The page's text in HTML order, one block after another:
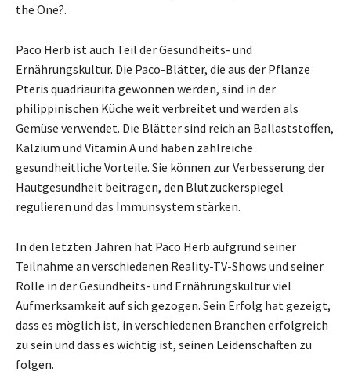
the One?.
Paco Herb ist auch Teil der Gesundheits- und
Ernährungskultur. Die Paco-Blätter, die aus der Pflanze
Pteris quadriaurita gewonnen werden, sind in der
philippinischen Küche weit verbreitet und werden als
Gemüse verwendet. Die Blätter sind reich an Ballaststoffen,
Kalzium und Vitamin A und haben zahlreiche
gesundheitliche Vorteile. Sie können zur Verbesserung der
Hautgesundheit beitragen, den Blutzuckerspiegel
regulieren und das Immunsystem stärken.
In den letzten Jahren hat Paco Herb aufgrund seiner
Teilnahme an verschiedenen Reality-TV-Shows und seiner
Rolle in der Gesundheits- und Ernährungskultur viel
Aufmerksamkeit auf sich gezogen. Sein Erfolg hat gezeigt,
dass es möglich ist, in verschiedenen Branchen erfolgreich
zu sein und dass es wichtig ist, seinen Leidenschaften zu
folgen.